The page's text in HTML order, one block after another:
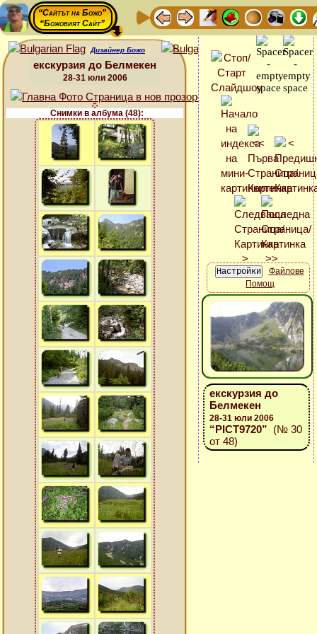
“Сайтът на Божо”
“Божовият Сайт”
Дизайнер Божо
екскурзия до Белмекен
28-31 юли 2006
Снимки в албума (48):
Файлове
Помощ
екскурзия до
Белмекен
28-31 юли 2006
“PICT9720” (№ 30
от 48)